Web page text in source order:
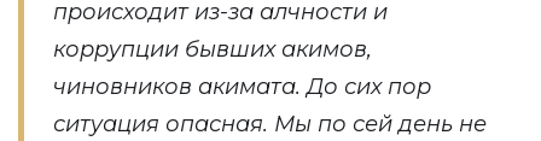
происходит из-за алчности и
коррупции бывших акимов,
чиновников акимата. До сих пор
ситуация опасная. Мы по сей день не